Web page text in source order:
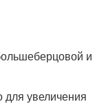
и
увеличения